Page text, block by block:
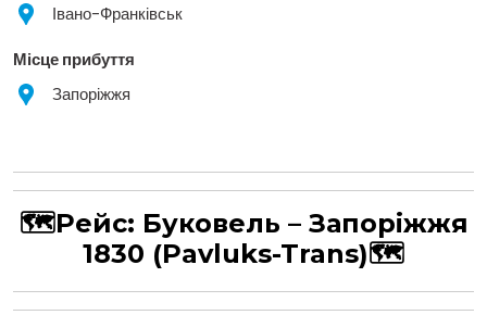
Івано-Франківськ
Місце прибуття
Запоріжжя
🗺Рейс: Буковель – Запоріжжя
1830 (Pavluks-Trans)🗺